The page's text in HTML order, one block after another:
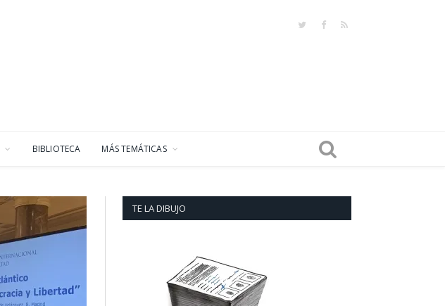
TwitterFacebook
RSS
BIBLIOTECA MÁS TEMÁTICAS
TE LA DIBUJO